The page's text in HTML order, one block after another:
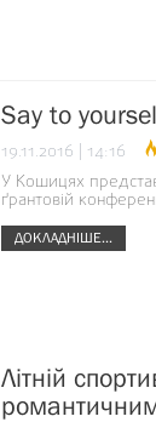
Say to
19.11.2016 | 14:16
У Кошицях
ґрантовій
ДОКЛАДНІШЕ...
Літній